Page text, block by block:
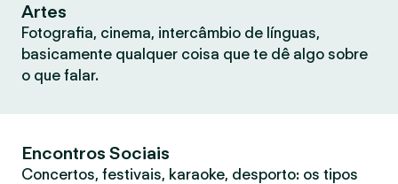
Artes
Fotografia, cinema, intercâmbio de línguas,
basicamente qualquer coisa que te dê algo sobre
o que falar.
Encontros Sociais
Concertos, festivais, karaoke, desporto: os tipos